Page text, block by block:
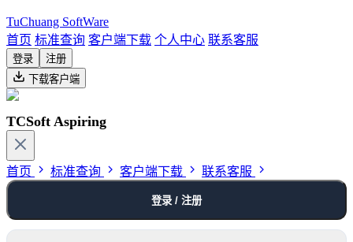
TuChuang SoftWare
首页 标准查询 客户端下载 个人中心 联系客服
登录
注册
下载客户端
TCSoft Aspiring
首页 标准查询 客户端下载 联系客服
登录 / 注册